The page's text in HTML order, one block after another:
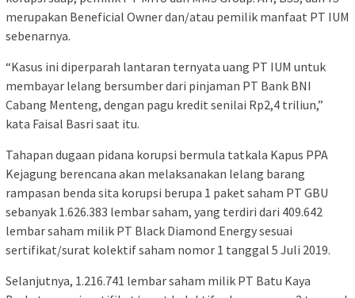
merupakan Beneficial Owner dan/atau pemilik manfaat PT IUM
sebenarnya.
“Kasus ini diperparah lantaran ternyata uang PT IUM untuk
membayar lelang bersumber dari pinjaman PT Bank BNI
Cabang Menteng, dengan pagu kredit senilai Rp2,4 triliun,”
kata Faisal Basri saat itu.
Tahapan dugaan pidana korupsi bermula tatkala Kapus PPA
Kejagung berencana akan melaksanakan lelang barang
rampasan benda sita korupsi berupa 1 paket saham PT GBU
sebanyak 1.626.383 lembar saham, yang terdiri dari 409.642
lembar saham milik PT Black Diamond Energy sesuai
sertifikat/surat kolektif saham nomor 1 tanggal 5 Juli 2019.
Selanjutnya, 1.216.741 lembar saham milik PT Batu Kaya